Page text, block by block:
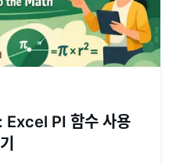
Excel PI 함수 사용